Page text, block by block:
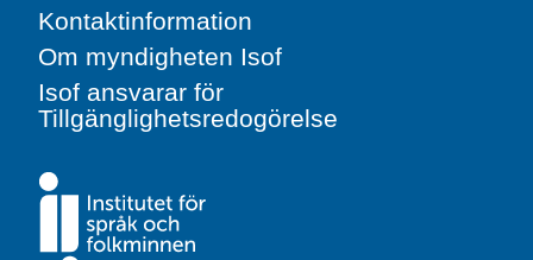
Kontaktinformation
Om myndigheten Isof
Isof ansvarar för
Tillgänglighetsredogörelse